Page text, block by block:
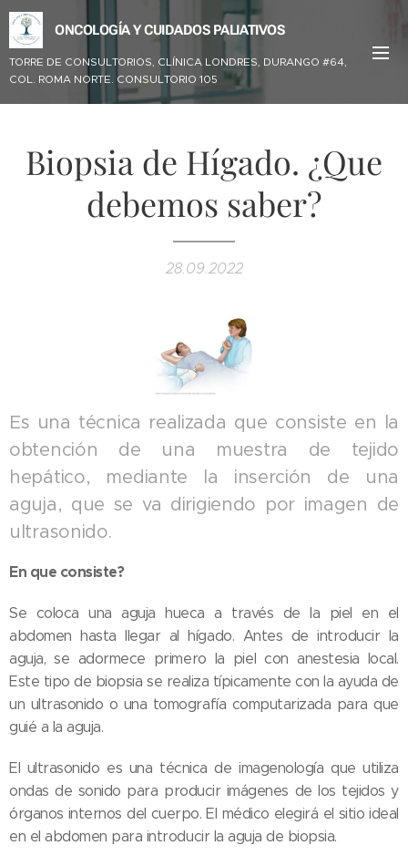
ONCOLOGÍA Y CUIDADOS PALIATIVOS
TORRE DE CONSULTORIOS, CLÍNICA LONDRES, DURANGO #64,
COL. ROMA NORTE. CONSULTORIO 105
Biopsia de Hígado. ¿Que
debemos saber?
28.09.2022
Es una técnica realizada que consiste en la
obtención de una muestra de tejido
hepático, mediante la inserción de una
aguja, que se va dirigiendo por imagen de
ultrasonido.
En que consiste?
Se coloca una aguja hueca a través de la piel en el
abdomen hasta llegar al hígado. Antes de introducir la
aguja, se adormece primero la piel con anestesia local.
Este tipo de biopsia se realiza típicamente con la ayuda de
un ultrasonido o una tomografía computarizada para que
guié a la aguja.
El ultrasonido es una técnica de imagenología que utiliza
ondas de sonido para producir imágenes de los tejidos y
órganos internos del cuerpo. El médico elegirá el sitio ideal
en el abdomen para introducir la aguja de biopsia.